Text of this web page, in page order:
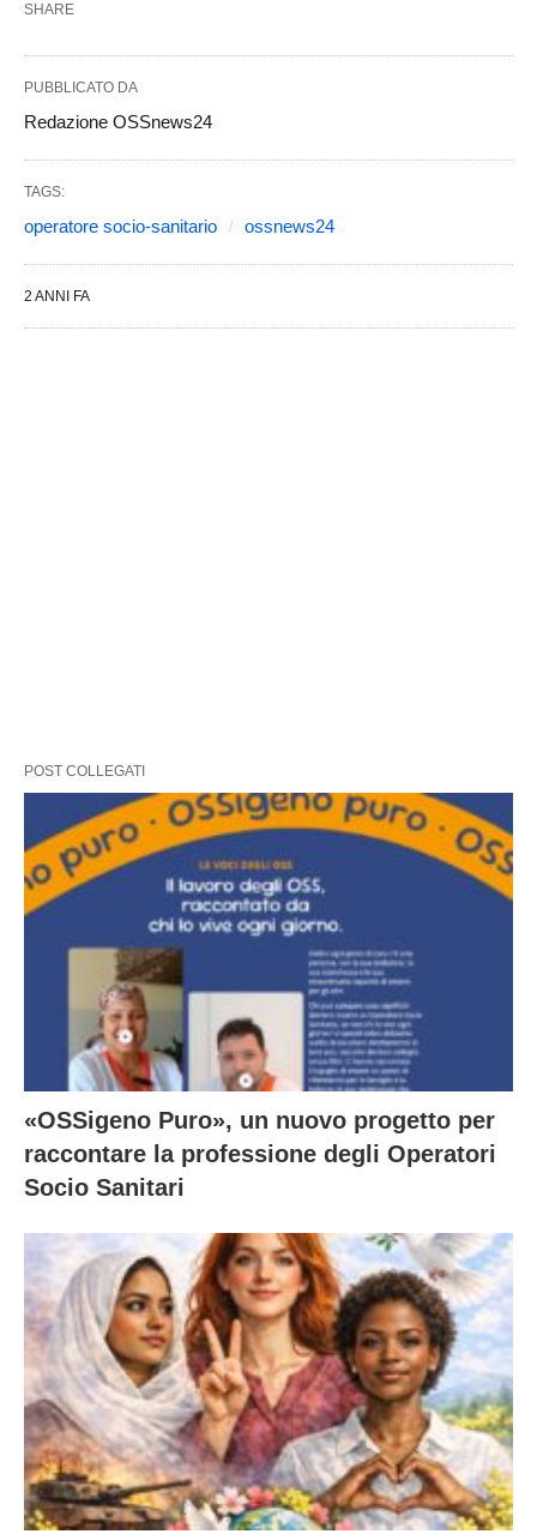
SHARE
PUBBLICATO DA
Redazione OSSnews24
TAGS:
operatore socio-sanitario ossnews24
2 ANNI FA
POST COLLEGATI
«OSSigeno Puro», un nuovo progetto per
raccontare la professione degli Operatori
Socio Sanitari